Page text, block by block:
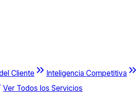
Cliente Inteligencia Competitiva
Ver Todos los Servicios